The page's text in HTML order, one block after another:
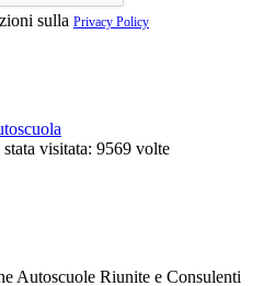
sulla Privacy Policy
stata visitata: 9569 volte
Autoscuole Riunite e Consulenti